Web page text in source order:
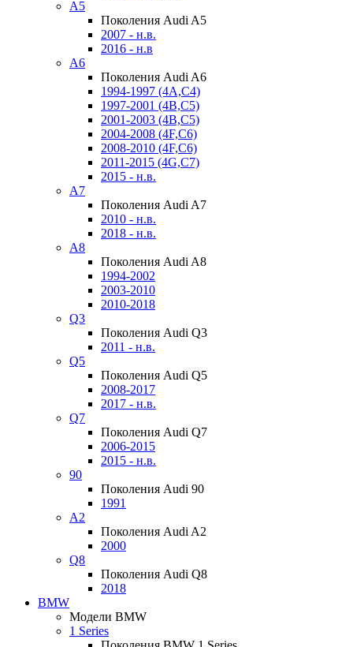
A5
Поколения Audi A5
2007 - н.в.
2016 - н.в
A6
Поколения Audi A6
1994-1997 (4A,C4)
1997-2001 (4B,C5)
2001-2003 (4B,C5)
2004-2008 (4F,C6)
2008-2010 (4F,C6)
2011-2015 (4G,C7)
2015 - н.в.
A7
Поколения Audi A7
2010 - н.в.
2018 - н.в.
A8
Поколения Audi A8
1994-2002
2003-2010
2010-2018
Q3
Поколения Audi Q3
2011 - н.в.
Q5
Поколения Audi Q5
2008-2017
2017 - н.в.
Q7
Поколения Audi Q7
2006-2015
2015 - н.в.
90
Поколения Audi 90
1991
A2
Поколения Audi A2
2000
Q8
Поколения Audi Q8
2018
BMW
Модели BMW
1 Series